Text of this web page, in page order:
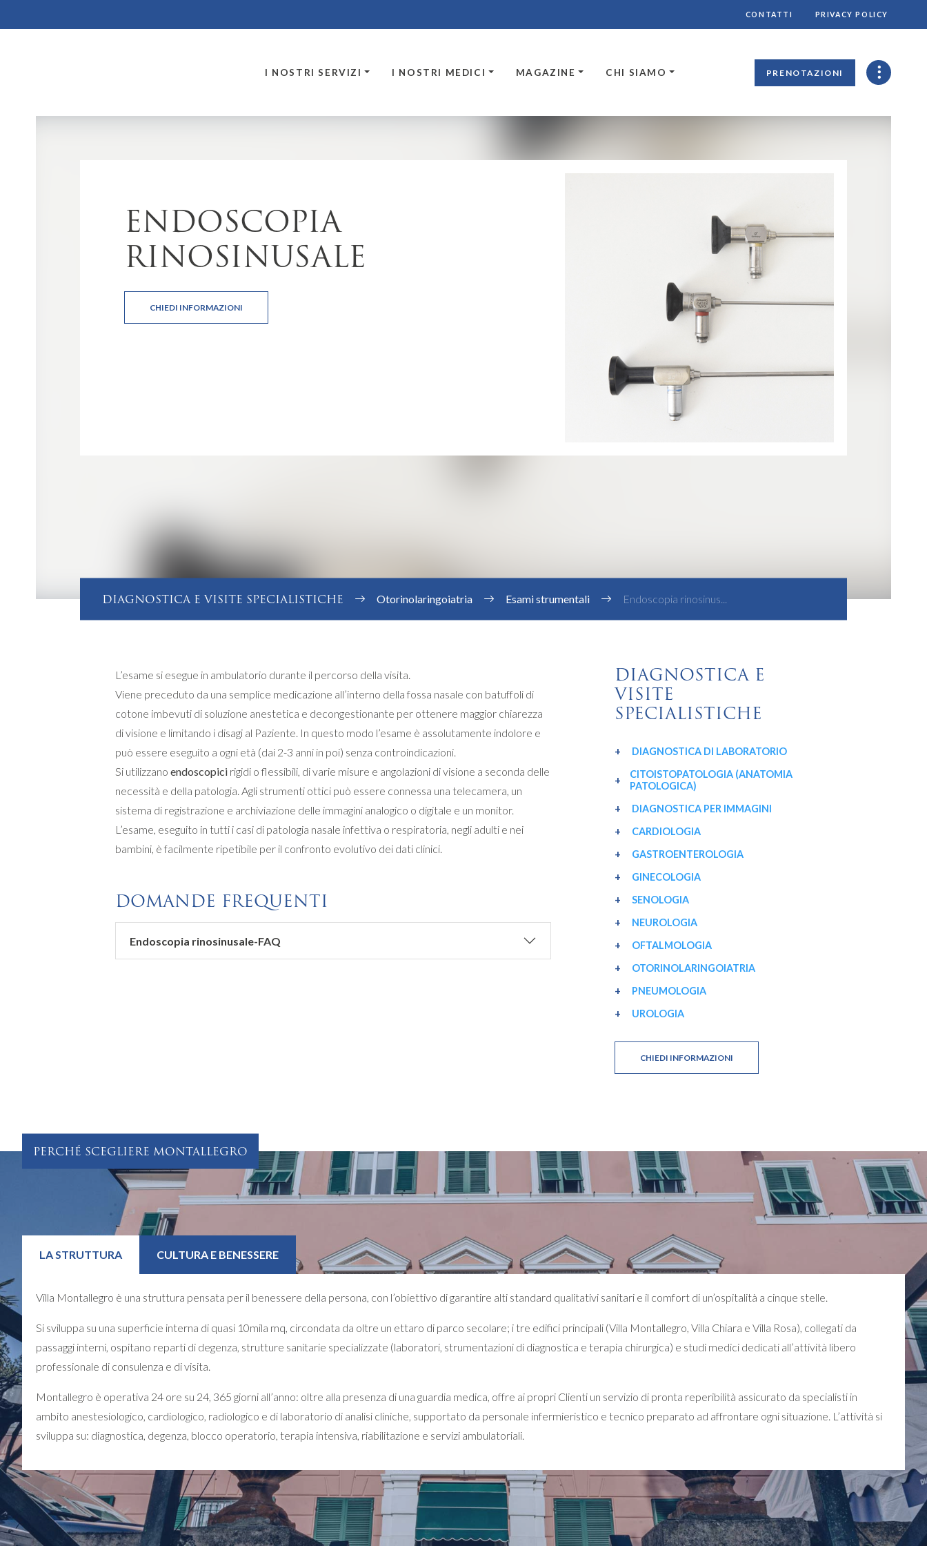
CONTATTI PRIVACY POLICY
I NOSTRI SERVIZI I NOSTRI MEDICI MAGAZINE CHI SIAMO PRENOTAZIONI
ENDOSCOPIA
RINOSINUSALE
CHIEDI INFORMAZIONI
DIAGNOSTICA E VISITE SPECIALISTICHE Otorinolaringoiatria Esami strumentali Endoscopia rinosinus...
L’esame si esegue in ambulatorio durante il percorso della visita.
Viene preceduto da una semplice medicazione all’interno della fossa nasale con batuffoli di
cotone imbevuti di soluzione anestetica e decongestionante per ottenere maggior chiarezza
di visione e limitando i disagi al Paziente. In questo modo l’esame è assolutamente indolore e
può essere eseguito a ogni età (dai 2-3 anni in poi) senza controindicazioni.
Si utilizzanoendoscopici rigidi o flessibili, di varie misure e angolazioni di visione a seconda delle
necessità e della patologia. Agli strumenti ottici può essere connessa una telecamera, un
sistema di registrazione e archiviazione delle immagini analogico o digitale e un monitor.
L’esame, eseguito in tutti i casi di patologia nasale infettiva o respiratoria, negli adulti e nei
bambini, è facilmente ripetibile per il confronto evolutivo dei dati clinici.
DOMANDE FREQUENTI
Endoscopia rinosinusale-FAQ
DIAGNOSTICA E
VISITE
SPECIALISTICHE
DIAGNOSTICA DI LABORATORIO
CITOISTOPATOLOGIA (ANATOMIA
PATOLOGICA)
DIAGNOSTICA PER IMMAGINI
CARDIOLOGIA
GASTROENTEROLOGIA
GINECOLOGIA
SENOLOGIA
NEUROLOGIA
OFTALMOLOGIA
OTORINOLARINGOIATRIA
PNEUMOLOGIA
UROLOGIA
CHIEDI INFORMAZIONI
PERCHÉ SCEGLIERE MONTALLEGRO
LA STRUTTURA CULTURA E BENESSERE
Villa Montallegro è una struttura pensata per il benessere della persona, con l’obiettivo di garantire alti standard qualitativi sanitari e il comfort di un’ospitalità a cinque stelle.
Si sviluppa su una superficie interna di quasi 10mila mq, circondata da oltre un ettaro di parco secolare; i tre edifici principali (Villa Montallegro, Villa Chiara e Villa Rosa), collegati da
passaggi interni, ospitano reparti di degenza, strutture sanitarie specializzate (laboratori, strumentazioni di diagnostica e terapia chirurgica) e studi medici dedicati all’attività libero
professionale di consulenza e di visita.
Montallegro è operativa 24 ore su 24, 365 giorni all’anno: oltre alla presenza di una guardia medica, offre ai propri Clienti un servizio di pronta reperibilità assicurato da specialisti in
ambito anestesiologico, cardiologico, radiologico e di laboratorio di analisi cliniche, supportato da personale infermieristico e tecnico preparato ad affrontare ogni situazione. L’attività si
sviluppa su: diagnostica, degenza, blocco operatorio, terapia intensiva, riabilitazione e servizi ambulatoriali.